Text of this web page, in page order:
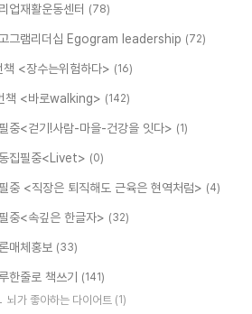
업재활운동센터 (78)
그램리더십 Egogram leadership (72)
책 <장수는위험하다> (16)
책 <바로walking> (142)
중<걷기!사람-마을-건강을 잇다> (1)
집필중<Livet> (0)
중 <직장은 퇴직해도 근육은 현역처럼> (4)
중<속깊은 한글자> (32)
매체홍보 (33)
한줄로 책쓰기 (141)
뇌가 좋아하는 다이어트 (1)